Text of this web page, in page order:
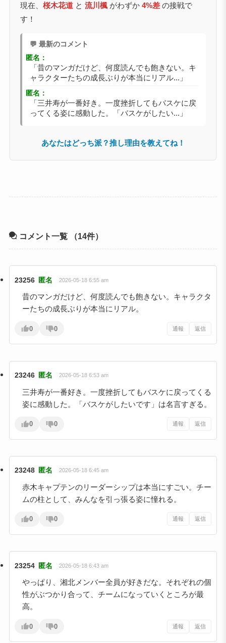
現在、 桜木花道と 流川楓がわずか 4%差の接戦で
す！
💬 最新のコメント
匿名：
「昔のマンガだけど、何度読んでも飽きない。キ
ャラクターたちの成長ぶりが本当にリアル...」
匿名：
「三井寿が一番好き。一度挫折してもバスケに戻
ってくる姿に感動した。「バスケがしたい...」
あなたはどっち派？推し理由を教えてね！
コメント一覧 （14件）
23256 匿名 2026-05-18 6:55 am
昔のマンガだけど、何度読んでも飽きない。キャラクタ
ーたちの成長ぶりが本当にリアル。
0 0 通報 返信
23246 匿名 2026-05-18 6:53 am
三井寿が一番好き。一度挫折してもバスケに戻ってくる
姿に感動した。「バスケがしたいです」は名言すぎる。
0 0 通報 返信
23248 匿名 2026-05-18 6:45 am
赤木キャプテンのリーダーシップは本当にすごい。チー
ムの柱として、みんなを引っ張る姿に憧れる。
0 0 通報 返信
23254 匿名 2026-05-18 6:43 am
やっぱり、湘北メンバー全員が好きだな。それぞれの個
性がぶつかり合って、チームになっていくところが最
高。
0 0 通報 返信